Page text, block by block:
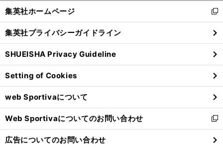
閉
る
集英社ホームページ
新
し
い
ウ
ィ
ン
ド
ウ
で
開
く
集英社プライバシーガイドライン
SHUEISHA Privacy Guideline
Setting of Cookies
web Sportivaについて
Web Sportivaについてのお問い合わせ
新
し
い
広告についてのお問い合わせ